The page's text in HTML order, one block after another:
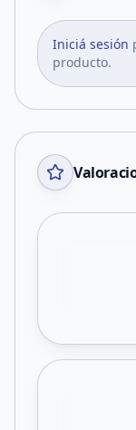
Iniciá sesión
producto.